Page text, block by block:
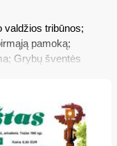
valdžios tribūnos;
pamoką;
Grybų šventės